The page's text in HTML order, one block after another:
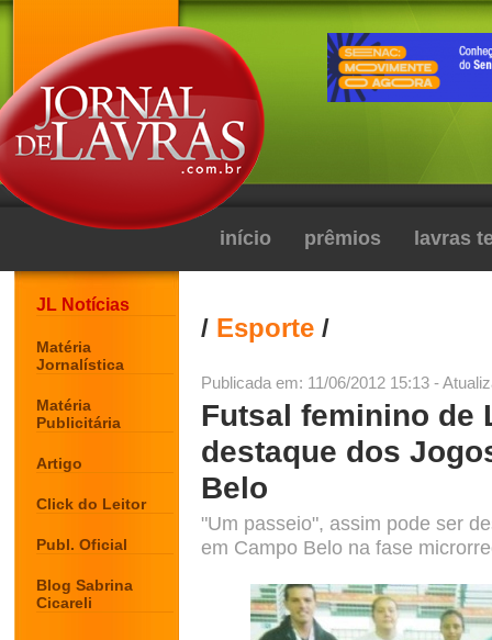
início prêmios lavras
JL Notícias
Matéria
Jornalística
Matéria
Publicitária
Artigo
Click do Leitor
Publ. Oficial
Blog Sabrina
Cicareli
/ Esporte /
Publicada em: 11/06/2012 15:13 -
Futsal feminino de
destaque dos
Belo
"Um passeio", assim pode ser
em Campo Belo na fase